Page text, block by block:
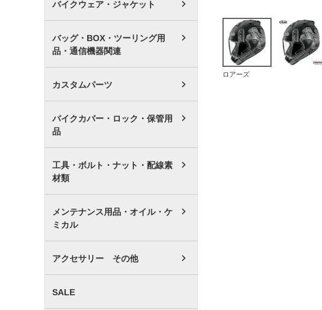
バイクウェア・ジャケット
バッグ・BOX・ツーリング用
品・通信機器関連
カスタムパーツ
バイクカバー・ロック・保管用
品
工具・ボルト・ナット・配線素
材類
メンテナンス用品・オイル・ケ
ミカル
アクセサリー その他
SALE
ロアーズ